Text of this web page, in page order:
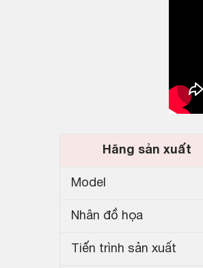
Hãng sản xuất
Model
Nhân đồ họa
Tiến trình sản xuất